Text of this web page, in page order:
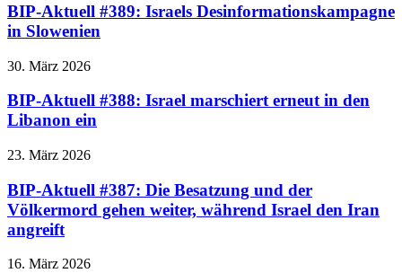
BIP-Aktuell #389: Israels Desinformationskampagne
in Slowenien
30. März 2026
BIP-Aktuell #388: Israel marschiert erneut in den
Libanon ein
23. März 2026
BIP-Aktuell #387: Die Besatzung und der
Völkermord gehen weiter, während Israel den Iran
angreift
16. März 2026